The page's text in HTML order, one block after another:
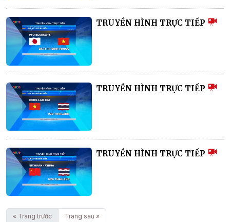
TRUYỀN HÌNH TRỰC TIẾP
TRUYỀN HÌNH TRỰC TIẾP
TRUYỀN HÌNH TRỰC TIẾP
« Trang trước Trang sau »